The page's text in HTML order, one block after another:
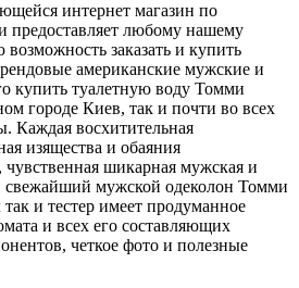
интернет магазин по
предоставляет любому нашему
заказать и купить
американские мужские и
купить туалетную воду Томми
городе Киев, так и почти во всех
Каждая восхитительная
изящества и обаяния
шикарная мужская и
свежайший мужской одеколон Томми
и тестер имеет продуманное
и всех его составляющих
четкое фото и полезные